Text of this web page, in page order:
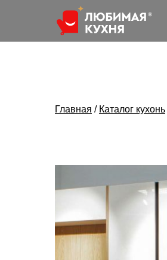
Главная / Каталог кухонь